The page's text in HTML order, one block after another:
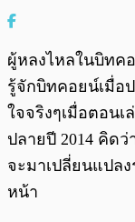
ผู้หลงไหลในบิทค
รู้จักบิทคอยน์เมื่อ
ใจจริงๆเมื่อตอนเ
ปลายปี 2014 คิดว่
จะมาเปลี่ยนแปล
หน้า